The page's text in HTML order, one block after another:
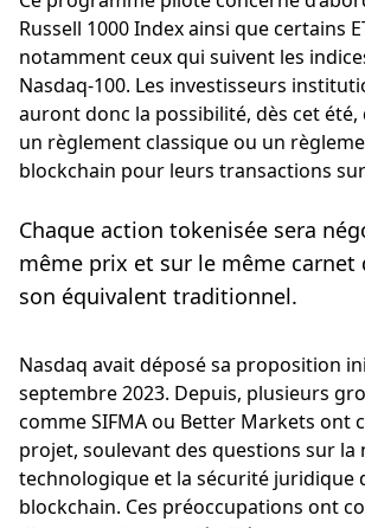
Russell 1000 Index ainsi que certains
notamment ceux qui suivent les
Nasdaq-100. Les investisseurs
auront donc la possibilité, dès cet
un règlement classique ou un
blockchain pour leurs transactions
Chaque action tokenisée sera
même prix et sur le même carnet
son équivalent traditionnel.
Nasdaq avait déposé sa proposition
septembre 2023. Depuis, plusieurs
comme SIFMA ou Better Markets ont
projet, soulevant des questions sur la
technologique et la sécurité juridique
blockchain. Ces préoccupations ont